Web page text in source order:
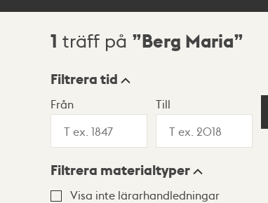
Sökresultat
1 träff på Berg Maria
Visningsläge
Lista Karta
Filtrera tid
Från Till
Filtrera materialtyper
Visa inte lärarhandledningar